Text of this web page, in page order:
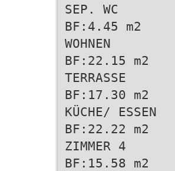
SEP. WC
BF:4.45 m2
WOHNEN
BF:22.15 m2
TERRASSE
BF:17.30 m2
KÜCHE/ ESSEN
BF:22.22 m2
ZIMMER 4
BF:15.58 m2